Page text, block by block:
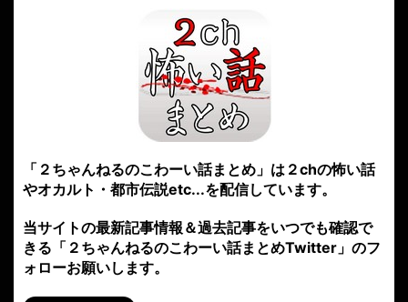
「２ちゃんねるのこわーい話まとめ」は２chの怖い話
やオカルト・都市伝説etc...を配信しています。
当サイトの最新記事情報＆過去記事をいつでも確認で
きる「２ちゃんねるのこわーい話まとめTwitter」のフ
ォローお願いします。